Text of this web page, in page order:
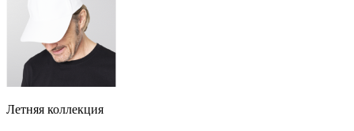
Летняя коллекция